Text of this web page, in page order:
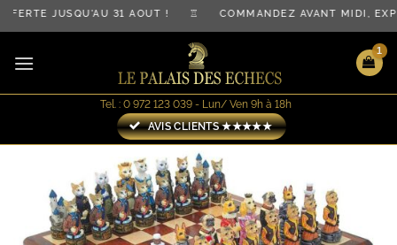
Passer
au
contenu
JUSQU'AU 31 AOÛT ! ♖ COMMANDEZ AVANT MIDI,
Tel. : 0 972 123 039 - Lun/ Ven 9h à 18h
AVIS CLIENTS ★★★★★